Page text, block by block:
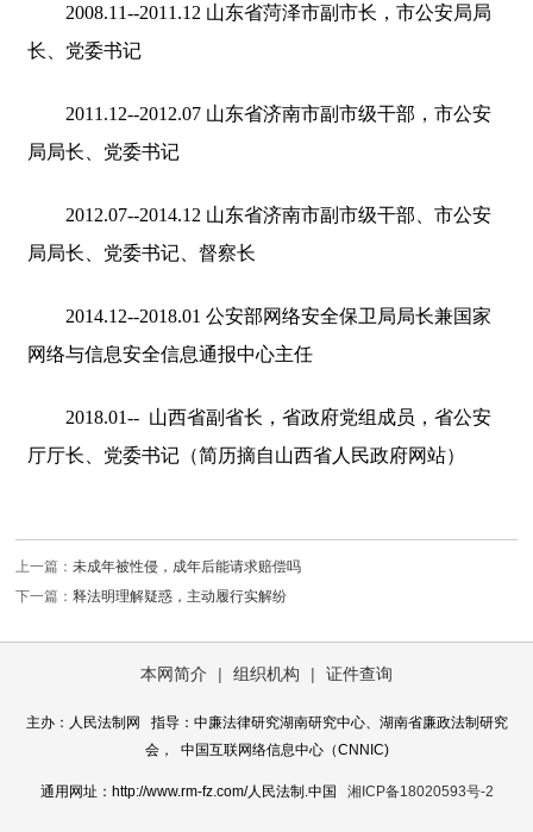
2008.11--2011.12 山东省菏泽市副市长，市公安局局
长、党委书记
2011.12--2012.07 山东省济南市副市级干部，市公安
局局长、党委书记
2012.07--2014.12 山东省济南市副市级干部、市公安
局局长、党委书记、督察长
2014.12--2018.01 公安部网络安全保卫局局长兼国家
网络与信息安全信息通报中心主任
2018.01-- 山西省副省长，省政府党组成员，省公安
厅厅长、党委书记（简历摘自山西省人民政府网站）
上一篇：未成年被性侵，成年后能请求赔偿吗
下一篇：释法明理解疑惑，主动履行实解纷
本网简介 | 组织机构 | 证件查询
主办：人民法制网 指导：中廉法律研究湖南研究中心、湖南省廉政法制研究
会， 中国互联网络信息中心（CNNIC)
通用网址：http://www.rm-fz.com/人民法制.中国 湘ICP备18020593号-2